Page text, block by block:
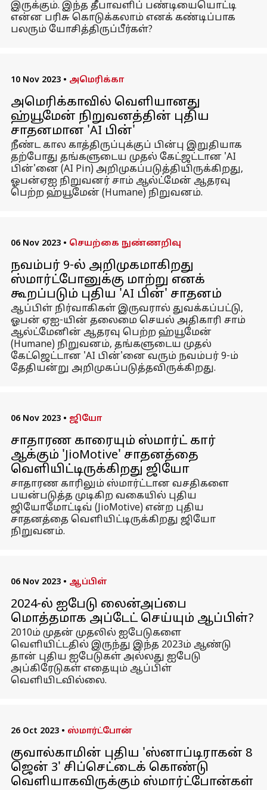
இருக்கும். இந்த தீபாவளிப் பண்டியையொட்டி
என்ன பரிசு கொடுக்கலாம் எனக் கண்டிப்பாக
பலரும் யோசித்திருப்பீர்கள்?
10 Nov 2023 • அமெரிக்கா
அமெரிக்காவில் வெளியானது
ஹ்யூமேன் நிறுவனத்தின் புதிய
சாதனமான 'AI பின்'
நீண்ட கால காத்திருப்புக்குப் பின்பு இறுதியாக
தற்போது தங்களுடைய முதல் கேட்ஜட்டான 'AI
பின்'னை (AI Pin) அறிமுகப்படுத்தியிருக்கிறது,
ஓபன்ஏஐ நிறுவனர் சாம் ஆல்ட்மேன் ஆதரவு
பெற்ற ஹ்யூமேன் (Humane) நிறுவனம்.
06 Nov 2023 • செயற்கை நுண்ணறிவு
நவம்பர் 9-ல் அறிமுகமாகிறது
ஸ்மார்ட்போனுக்கு மாற்று எனக்
கூறப்படும் புதிய 'AI பின்' சாதனம்
ஆப்பிள் நிர்வாகிகள் இருவரால் துவக்கப்பட்டு,
ஓபன் ஏஐ-யின் தலைமை செயல் அதிகாரி சாம்
ஆல்ட்மேனின் ஆதரவு பெற்ற ஹ்யூமேன்
(Humane) நிறுவனம், தங்களுடைய முதல்
கேட்ஜெட்டான 'AI பின்'னை வரும் நவம்பர் 9-ம்
தேதியன்று அறிமுகப்படுத்தவிருக்கிறது.
06 Nov 2023 • ஜியோ
சாதாரண காரையும் ஸ்மார்ட் கார்
ஆக்கும் 'JioMotive' சாதனத்தை
வெளியிட்டிருக்கிறது ஜியோ
சாதாரண காரிலும் ஸ்மார்ட்டான வசதிகளை
பயன்படுத்த முடிகிற வகையில் புதிய
ஜியோமோட்டிவ் (JioMotive) என்ற புதிய
சாதனத்தை வெளியிட்டிருக்கிறது ஜியோ
நிறுவனம்.
06 Nov 2023 • ஆப்பிள்
2024-ல் ஐபேடு லைன்அப்பை
மொத்தமாக அப்டேட் செய்யும் ஆப்பிள்?
2010ம் முதன் முதலில் ஐபேடுகளை
வெளியிட்டதில் இருந்து இந்த 2023ம் ஆண்டு
தான் புதிய ஐபேடுகள் அல்லது ஐபேடு
அப்கிரேடுகள் எதையும் ஆப்பிள்
வெளியிடவில்லை.
26 Oct 2023 • ஸ்மார்ட்போன்
குவால்காமின் புதிய 'ஸ்னாப்டிராகன் 8
ஜென் 3' சிப்செட்டைக் கொண்டு
வெளியாகவிருக்கும் ஸ்மார்ட்போன்கள்